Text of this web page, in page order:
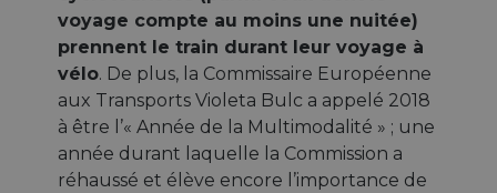
voyage compte au moins une nuitée)
prennent le train durant leur voyage à
vélo. De plus, la Commissaire Européenne
aux Transports Violeta Bulc a appelé 2018
à être l’« Année de la Multimodalité » ; une
année durant laquelle la Commission a
réhaussé et élève encore l’importance de